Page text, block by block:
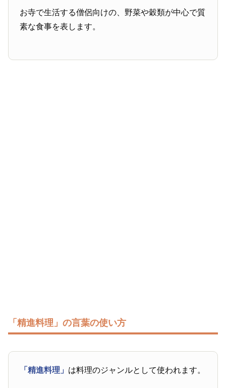
お寺で生活する僧侶向けの、野菜や穀類が中心で質
素な食事を表します。
「精進料理」の言葉の使い方
「精進料理」 は料理のジャンルとして使われます。